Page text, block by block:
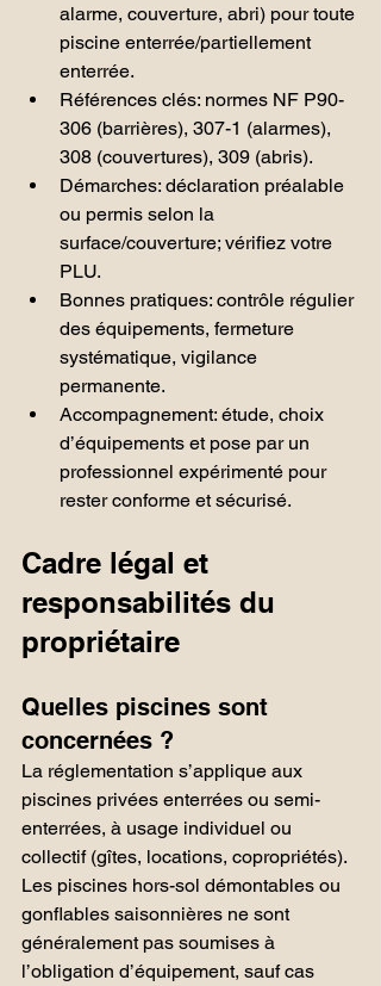
alarme, couverture, abri) pour toute
piscine enterrée/partiellement
enterrée.
Références clés: normes NF P90-
306 (barrières), 307-1 (alarmes),
308 (couvertures), 309 (abris).
Démarches: déclaration préalable
ou permis selon la
surface/couverture; vérifiez votre
PLU.
Bonnes pratiques: contrôle régulier
des équipements, fermeture
systématique, vigilance
permanente.
Accompagnement: étude, choix
d’équipements et pose par un
professionnel expérimenté pour
rester conforme et sécurisé.
Cadre légal et
responsabilités du
propriétaire
Quelles piscines sont
concernées ?
La réglementation s’applique aux
piscines privées enterrées ou semi-
enterrées, à usage individuel ou
collectif (gîtes, locations, copropriétés).
Les piscines hors-sol démontables ou
gonflables saisonnières ne sont
généralement pas soumises à
l’obligation d’équipement, sauf cas